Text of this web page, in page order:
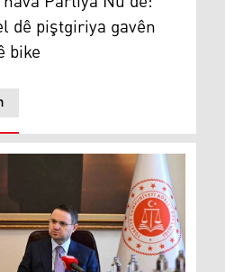
dê piştgiriya gavên
bike